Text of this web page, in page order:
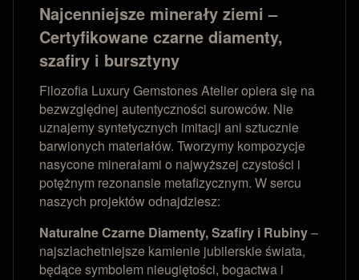
Najcenniejsze minerały ziemi –
Certyfikowane czarne diamenty,
szafiry i bursztyny
Filozofia Luxury Gemstones Atelier opiera się na
bezwzględnej autentyczności surowców. Nie
uznajemy syntetycznych imitacji ani sztucznie
barwionych materiałów. Tworzymy kompozycje
nasycone minerałami o najwyższej czystości i
potężnym rezonansie metafizycznym. W sercu
naszych projektów odnajdziesz:
Naturalne Czarne Diamenty, Szafiry i Rubiny–
najszlachetniejsze kamienie jubilerskie świata,
będące symbolem nieugiętości, bogactwa i